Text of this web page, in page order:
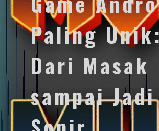
Paling
Dari Masak
sampai Jadi